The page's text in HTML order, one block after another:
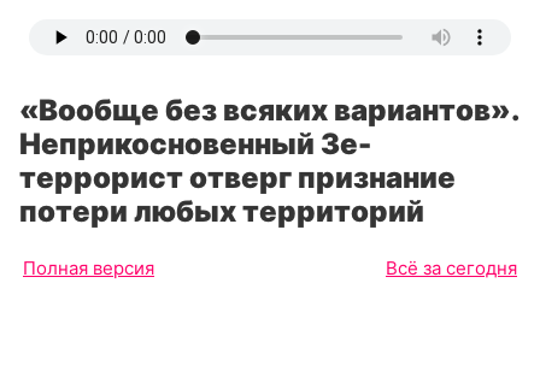
«Вообще без всяких вариантов».
Неприкосновенный Зе-
террорист отверг признание
потери любых территорий
Полная версия Всё за сегодня